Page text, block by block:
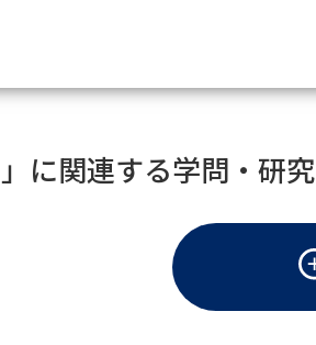
」に関連する学問・研究